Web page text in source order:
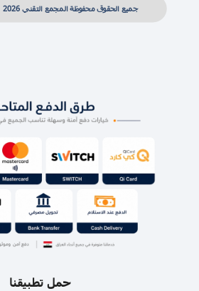
جميع الحقوق محفوظة المجمع التقني 2026
حمل تطبيقنا